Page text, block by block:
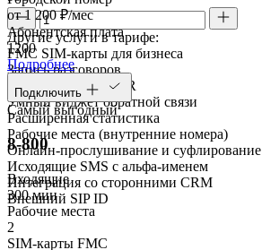
Другие услуги в тарифе:
FMC SIM-карты для бизнеса
Запись разговоров
Голосовое меню IVR
Умный виджет обратной связи
Расширенная статистика
Рабочие места (внутренние номера)
Онлайн-прослушивание и суфлирование
Исходящие SMS с альфа-именем
Интеграция со сторонними CRM
Внешний SIP ID
от 1 200 ₽/мес
Абонентская плата
1200
Подробнее
Подключить
Самый выгодный
8-800
Входящие
300 мин
Рабочие места
2
SIM-карты FMC